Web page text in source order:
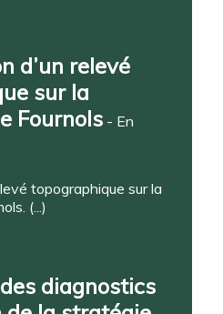
d’un relevé
sur la
Fournols- En
topographique sur la
(...)
diagnostics